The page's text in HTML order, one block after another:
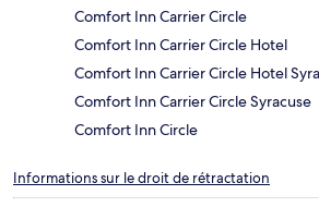
Comfort Inn Carrier Circle
Comfort Inn Carrier Circle Hotel
Comfort Inn Carrier Circle Hotel
Comfort Inn Carrier Circle Syracuse
Comfort Inn Circle
Informations sur le droit de rétractation